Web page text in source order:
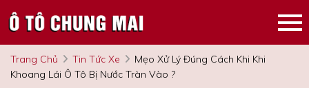
Trang Chủ Tin Tức Xe
Mẹo Xử Lý Đúng Cách Khi Khi
Khoang Lái Ô Tô Bị Nước Tràn Vào ?